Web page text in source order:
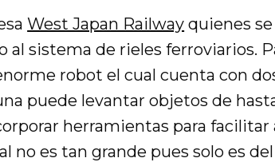
West Japan Railway quienes
sistema de rieles ferroviarios.
robot el cual cuenta con
puede levantar objetos de
herramientas para facilitar
no es tan grande pues solo es